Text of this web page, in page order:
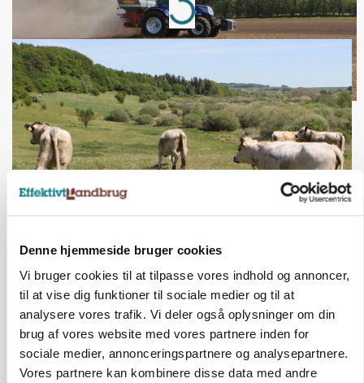
Denne hjemmeside bruger cookies
Vi bruger cookies til at tilpasse vores indhold og annoncer,
til at vise dig funktioner til sociale medier og til at
analysere vores trafik. Vi deler også oplysninger om din
brug af vores website med vores partnere inden for
sociale medier, annonceringspartnere og analysepartnere.
Vores partnere kan kombinere disse data med andre
Loading...
Snart kan man søge tilskud til naturprojekter